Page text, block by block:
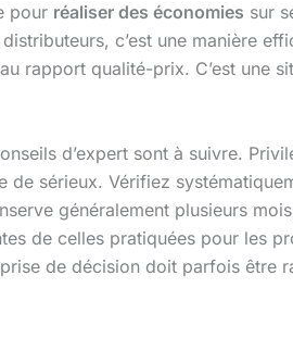
pour réaliser des économies sur
c’est une manière
rapport qualité-prix. C’est une
d’expert sont à suivre.
de sérieux. Vérifiez
généralement plusieurs
de celles pratiquées pour les
de décision doit parfois être